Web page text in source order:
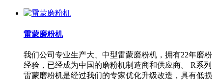
雷蒙磨粉机
我们公司专业生产大、中型雷蒙磨粉机，拥有22年磨粉
经验，已经成为中国的磨粉机制造商和供应商。 R系列
雷蒙磨粉机是经过我们的专家优化升级改造，具有低损